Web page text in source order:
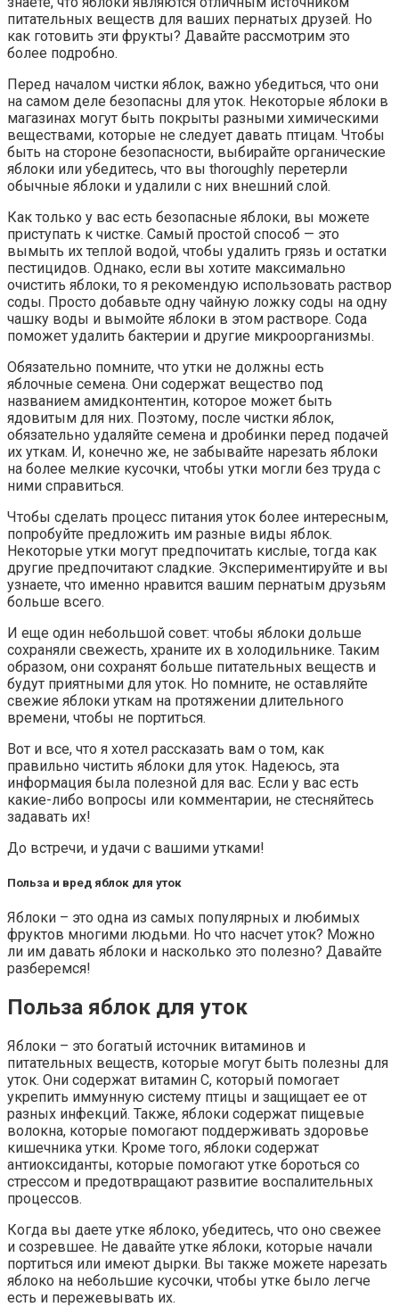
питательных веществ для ваших пернатых друзей. Но
как готовить эти фрукты? Давайте рассмотрим это
более подробно.
Перед началом чистки яблок, важно убедиться, что они
на самом деле безопасны для уток. Некоторые яблоки в
магазинах могут быть покрыты разными химическими
веществами, которые не следует давать птицам. Чтобы
быть на стороне безопасности, выбирайте органические
яблоки или убедитесь, что вы thoroughly перетерли
обычные яблоки и удалили с них внешний слой.
Как только у вас есть безопасные яблоки, вы можете
приступать к чистке. Самый простой способ — это
вымыть их теплой водой, чтобы удалить грязь и остатки
пестицидов. Однако, если вы хотите максимально
очистить яблоки, то я рекомендую использовать раствор
соды. Просто добавьте одну чайную ложку соды на одну
чашку воды и вымойте яблоки в этом растворе. Сода
поможет удалить бактерии и другие микроорганизмы.
Обязательно помните, что утки не должны есть
яблочные семена. Они содержат вещество под
названием амидконтентин, которое может быть
ядовитым для них. Поэтому, после чистки яблок,
обязательно удаляйте семена и дробинки перед подачей
их уткам. И, конечно же, не забывайте нарезать яблоки
на более мелкие кусочки, чтобы утки могли без труда с
ними справиться.
Чтобы сделать процесс питания уток более интересным,
попробуйте предложить им разные виды яблок.
Некоторые утки могут предпочитать кислые, тогда как
другие предпочитают сладкие. Экспериментируйте и вы
узнаете, что именно нравится вашим пернатым друзьям
больше всего.
И еще один небольшой совет: чтобы яблоки дольше
сохраняли свежесть, храните их в холодильнике. Таким
образом, они сохранят больше питательных веществ и
будут приятными для уток. Но помните, не оставляйте
свежие яблоки уткам на протяжении длительного
времени, чтобы не портиться.
Вот и все, что я хотел рассказать вам о том, как
правильно чистить яблоки для уток. Надеюсь, эта
информация была полезной для вас. Если у вас есть
какие-либо вопросы или комментарии, не стесняйтесь
задавать их!
До встречи, и удачи с вашими утками!
Польза и вред яблок для уток
Яблоки – это одна из самых популярных и любимых
фруктов многими людьми. Но что насчет уток? Можно
ли им давать яблоки и насколько это полезно? Давайте
разберемся!
Польза яблок для уток
Яблоки – это богатый источник витаминов и
питательных веществ, которые могут быть полезны для
уток. Они содержат витамин C, который помогает
укрепить иммунную систему птицы и защищает ее от
разных инфекций. Также, яблоки содержат пищевые
волокна, которые помогают поддерживать здоровье
кишечника утки. Кроме того, яблоки содержат
антиоксиданты, которые помогают утке бороться со
стрессом и предотвращают развитие воспалительных
процессов.
Когда вы даете утке яблоко, убедитесь, что оно свежее
и созревшее. Не давайте утке яблоки, которые начали
портиться или имеют дырки. Вы также можете нарезать
яблоко на небольшие кусочки, чтобы утке было легче
есть и пережевывать их.